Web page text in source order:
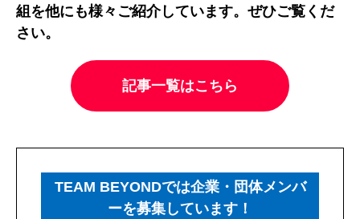
組を他にも様々ご紹介しています。ぜひご覧くだ
さい。
記事一覧はこちら
TEAM BEYONDでは企業・団体メンバ
ーを募集しています！